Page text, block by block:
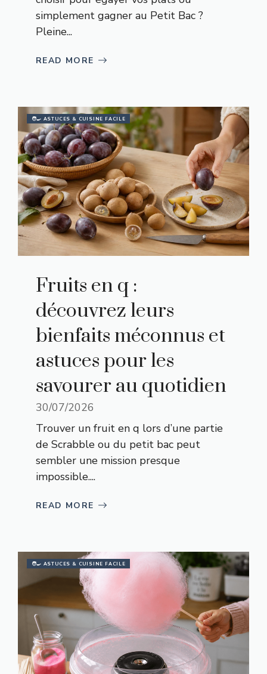
simplement gagner au Petit Bac ?
Pleine...
READ MORE
🧑‍🍳 ASTUCES & CUISINE FACILE
Fruits en q :
découvrez leurs
bienfaits méconnus et
astuces pour les
savourer au quotidien
30/07/2026
Trouver un fruit en q lors d’une partie
de Scrabble ou du petit bac peut
sembler une mission presque
impossible....
READ MORE
🧑‍🍳 ASTUCES & CUISINE FACILE